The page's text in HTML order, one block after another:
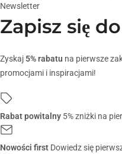
Newsletter
Zapisz się
Zyskaj 5% rabatu na pierwsze
promocjami i inspiracjami!
Rabat powitalny 5% zniżki na
Nowości first Dowiedz się